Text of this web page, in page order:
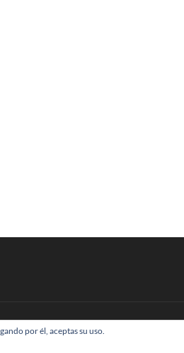
|WordPress| © Todos los derechos reservados
por él, aceptas su uso.